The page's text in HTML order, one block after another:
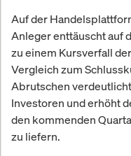
Auf der
Anleger enttäuscht auf
zu einem Kursverfall
Vergleich zum
Abrutschen
Investoren und erhöht
den kommenden
zu liefern.